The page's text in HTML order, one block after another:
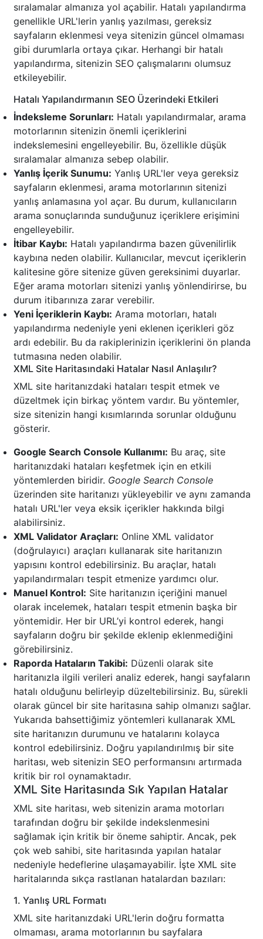
sıralamalar almanıza yol açabilir. Hatalı yapılandırma
genellikle URL'lerin yanlış yazılması, gereksiz
sayfaların eklenmesi veya sitenizin güncel olmaması
gibi durumlarla ortaya çıkar. Herhangi bir hatalı
yapılandırma, sitenizin SEO çalışmalarını olumsuz
etkileyebilir.
Hatalı Yapılandırmanın SEO Üzerindeki Etkileri
İndeksleme Sorunları: Hatalı yapılandırmalar, arama
motorlarının sitenizin önemli içeriklerini
indekslemesini engelleyebilir. Bu, özellikle düşük
sıralamalar almanıza sebep olabilir.
Yanlış İçerik Sunumu: Yanlış URL'ler veya gereksiz
sayfaların eklenmesi, arama motorlarının sitenizi
yanlış anlamasına yol açar. Bu durum, kullanıcıların
arama sonuçlarında sunduğunuz içeriklere erişimini
engelleyebilir.
İtibar Kaybı: Hatalı yapılandırma bazen güvenilirlik
kaybına neden olabilir. Kullanıcılar, mevcut içeriklerin
kalitesine göre sitenize güven gereksinimi duyarlar.
Eğer arama motorları sitenizi yanlış yönlendirirse, bu
durum itibarınıza zarar verebilir.
Yeni İçeriklerin Kaybı: Arama motorları, hatalı
yapılandırma nedeniyle yeni eklenen içerikleri göz
ardı edebilir. Bu da rakiplerinizin içeriklerini ön planda
tutmasına neden olabilir.
XML Site Haritasındaki Hatalar Nasıl Anlaşılır?
XML site haritanızdaki hataları tespit etmek ve
düzeltmek için birkaç yöntem vardır. Bu yöntemler,
size sitenizin hangi kısımlarında sorunlar olduğunu
gösterir.
Google Search Console Kullanımı: Bu araç, site
haritanızdaki hataları keşfetmek için en etkili
yöntemlerden biridir. Google Search Console
üzerinden site haritanızı yükleyebilir ve aynı zamanda
hatalı URL'ler veya eksik içerikler hakkında bilgi
alabilirsiniz.
XML Validator Araçları: Online XML validator
(doğrulayıcı) araçları kullanarak site haritanızın
yapısını kontrol edebilirsiniz. Bu araçlar, hatalı
yapılandırmaları tespit etmenize yardımcı olur.
Manuel Kontrol: Site haritanızın içeriğini manuel
olarak incelemek, hataları tespit etmenin başka bir
yöntemidir. Her bir URL’yi kontrol ederek, hangi
sayfaların doğru bir şekilde eklenip eklenmediğini
görebilirsiniz.
Raporda Hataların Takibi: Düzenli olarak site
haritanızla ilgili verileri analiz ederek, hangi sayfaların
hatalı olduğunu belirleyip düzeltebilirsiniz. Bu, sürekli
olarak güncel bir site haritasına sahip olmanızı sağlar.
Yukarıda bahsettiğimiz yöntemleri kullanarak XML
site haritanızın durumunu ve hatalarını kolayca
kontrol edebilirsiniz. Doğru yapılandırılmış bir site
haritası, web sitenizin SEO performansını artırmada
kritik bir rol oynamaktadır.
XML Site Haritasında Sık Yapılan Hatalar
XML site haritası, web sitenizin arama motorları
tarafından doğru bir şekilde indekslenmesini
sağlamak için kritik bir öneme sahiptir. Ancak, pek
çok web sahibi, site haritasında yapılan hatalar
nedeniyle hedeflerine ulaşamayabilir. İşte XML site
haritalarında sıkça rastlanan hatalardan bazıları:
1. Yanlış URL Formatı
XML site haritanızdaki URL'lerin doğru formatta
olmaması, arama motorlarının bu sayfalara